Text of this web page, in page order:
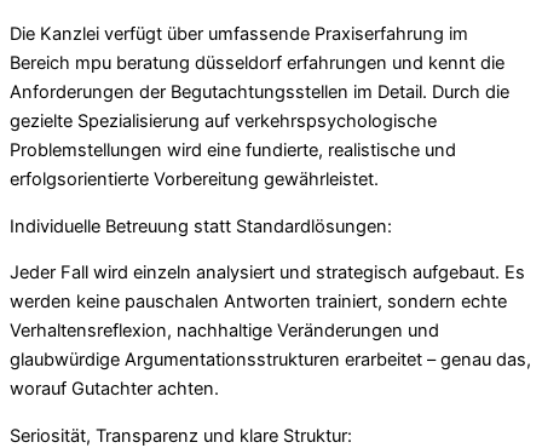
Die Kanzlei verfügt über umfassende Praxiserfahrung im
Bereich mpu beratung düsseldorf erfahrungen und kennt die
Anforderungen der Begutachtungsstellen im Detail. Durch die
gezielte Spezialisierung auf verkehrspsychologische
Problemstellungen wird eine fundierte, realistische und
erfolgsorientierte Vorbereitung gewährleistet.
Individuelle Betreuung statt Standardlösungen:
Jeder Fall wird einzeln analysiert und strategisch aufgebaut. Es
werden keine pauschalen Antworten trainiert, sondern echte
Verhaltensreflexion, nachhaltige Veränderungen und
glaubwürdige Argumentationsstrukturen erarbeitet – genau das,
worauf Gutachter achten.
Seriosität, Transparenz und klare Struktur: